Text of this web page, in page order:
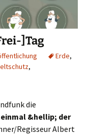
]Tag
Erde,
,
die
einmal &hellip; der
Regisseur Albert